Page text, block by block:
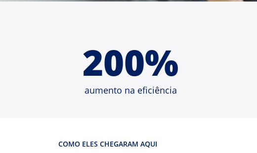
200%
aumento na eficiência
COMO ELES CHEGARAM AQUI